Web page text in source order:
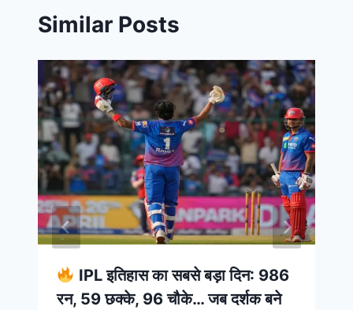
Similar Posts
IPL इतिहास का सबसे बड़ा दिन: 986
रन, 59 छक्के, 96 चौके… जब दर्शक बने